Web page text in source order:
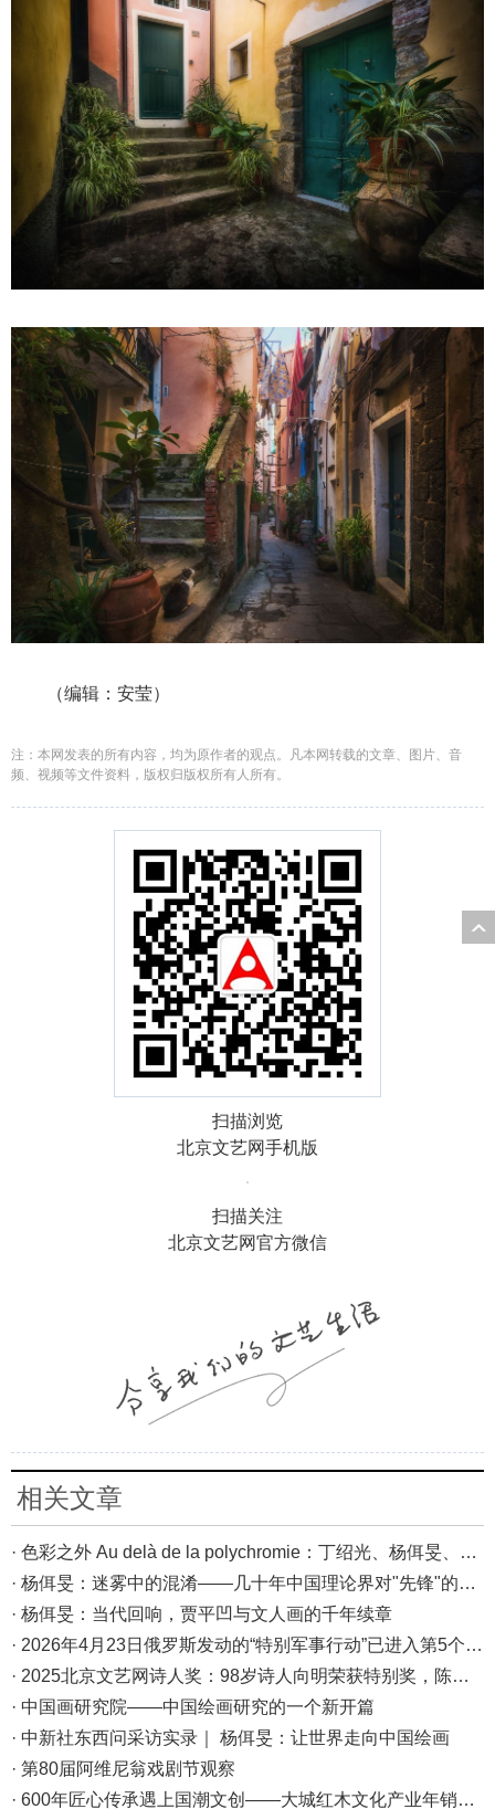
（编辑：安莹）
注：本网发表的所有内容，均为原作者的观点。凡本网转载的文章、图片、音
频、视频等文件资料，版权归版权所有人所有。
扫描浏览
北京文艺网手机版
扫描关注
北京文艺网官方微信
相关文章
· 色彩之外 Au delà de la polychromie：丁绍光、杨佴旻、Alain Cardenas·Castro巴黎展
· 杨佴旻：迷雾中的混淆——几十年中国理论界对"先锋"的误读，对创作的误导
· 杨佴旻：当代回响，贾平凹与文人画的千年续章
· 2026年4月23日俄罗斯发动的“特别军事行动”已进入第5个年头，俄乌局势最新综述
· 2025北京文艺网诗人奖：98岁诗人向明荣获特别奖，陈东东荣获诗人奖，茱萸荣获年度诗人奖！
· 中国画研究院——中国绘画研究的一个新开篇
· 中新社东西问采访实录｜ 杨佴旻：让世界走向中国绘画
· 第80届阿维尼翁戏剧节观察
· 600年匠心传承遇上国潮文创——大城红木文化产业年销80亿的“火”与“活”